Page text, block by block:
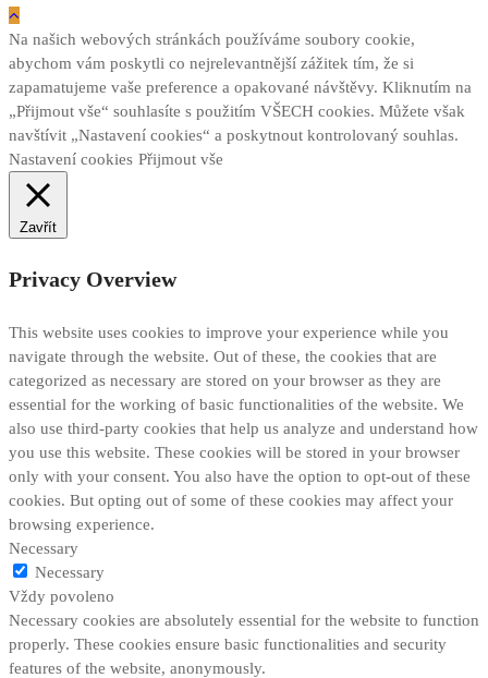
Na našich webových stránkách používáme soubory cookie,
abychom vám poskytli co nejrelevantnější zážitek tím, že si
zapamatujeme vaše preference a opakované návštěvy. Kliknutím na
„Přijmout vše“ souhlasíte s použitím VŠECH cookies. Můžete však
navštívit „Nastavení cookies“ a poskytnout kontrolovaný souhlas.
Nastavení cookies Přijmout vše
Zavřít
Privacy Overview
This website uses cookies to improve your experience while you
navigate through the website. Out of these, the cookies that are
categorized as necessary are stored on your browser as they are
essential for the working of basic functionalities of the website. We
also use third-party cookies that help us analyze and understand how
you use this website. These cookies will be stored in your browser
only with your consent. You also have the option to opt-out of these
cookies. But opting out of some of these cookies may affect your
browsing experience.
Necessary
Necessary
Vždy povoleno
Necessary cookies are absolutely essential for the website to function
properly. These cookies ensure basic functionalities and security
features of the website, anonymously.